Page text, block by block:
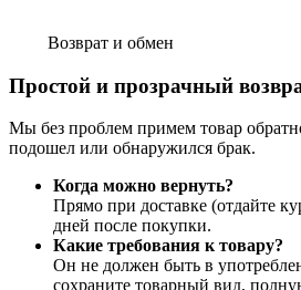
Возврат и обмен
Простой и прозрачный
Мы без проблем примем товар
подошел или обнаружился брак.
Когда можно вернуть?
Прямо при доставке (отдайте
дней после покупки.
Какие требования к товару?
Он не должен быть в
сохраните товарный вид,